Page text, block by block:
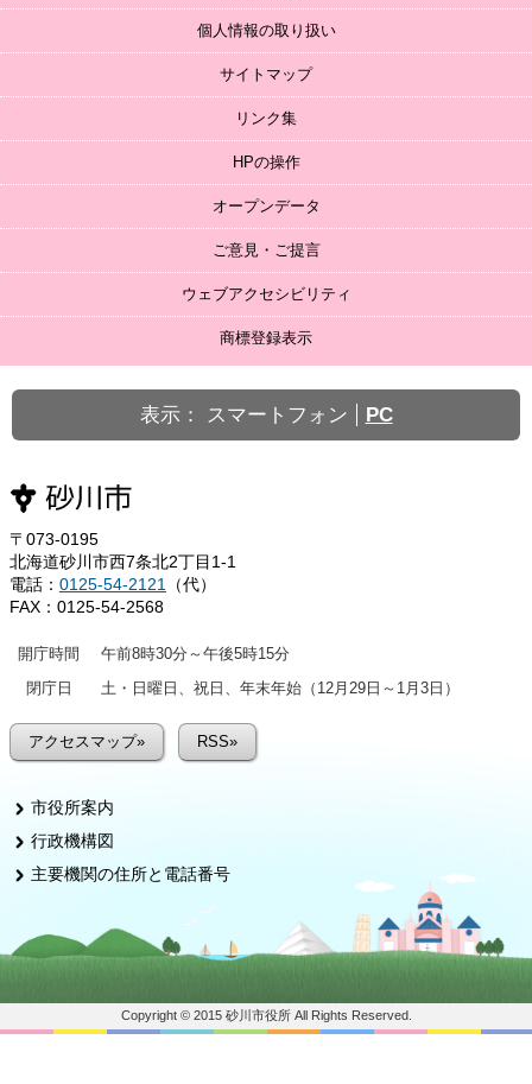
個人情報の取り扱い
サイトマップ
リンク集
HPの操作
オープンデータ
ご意見・ご提言
ウェブアクセシビリティ
商標登録表示
表示： スマートフォン PC
〒073-0195
北海道砂川市西7条北2丁目1-1
電話： 0125-54-2121
（代）
FAX：0125-54-2568
開庁時間
午前8時30分～午後5時15分
閉庁日
土・日曜日、祝日、年末年始（12月29日～1月3日）
アクセスマップ» RSS»
市役所案内
行政機構図
主要機関の住所と電話番号
Copyright © 2015 砂川市役所 All Rights Reserved.